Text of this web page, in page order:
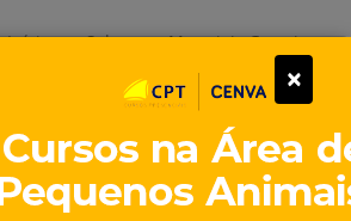
Início Sobre Materiais Gratuitos
Equinos
×